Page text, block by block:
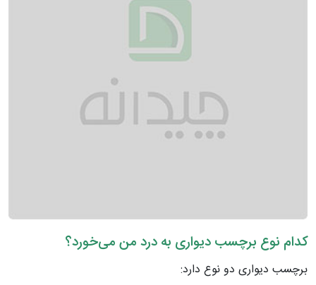
کدام نوع برچسب‌ دیواری به درد من می‌خورد؟
برچسب‌ دیواری دو نوع دارد: